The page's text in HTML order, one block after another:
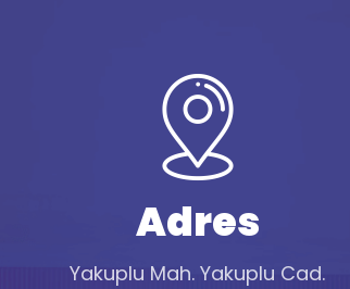
Adres
Yakuplu Mah. Yakuplu Cad.